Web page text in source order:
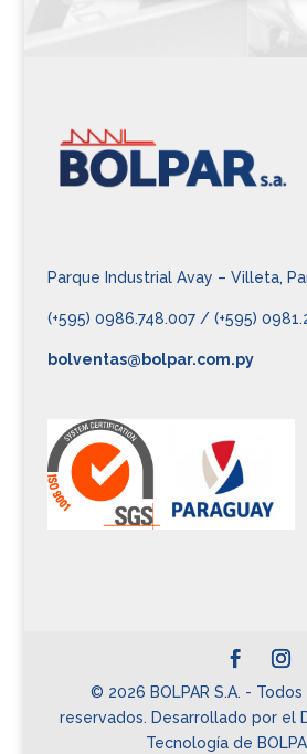
Parque Industrial Avay – Villeta,
(+595) 0986.748.007 / (+595)
bolventas@bolpar.com.py
© 2026 BOLPAR S.A. -
reservados. Desarrollado por el
Tecnología de